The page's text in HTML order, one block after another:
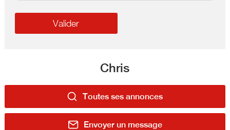
Chris
Toutes ses annonces
Envoyer un message